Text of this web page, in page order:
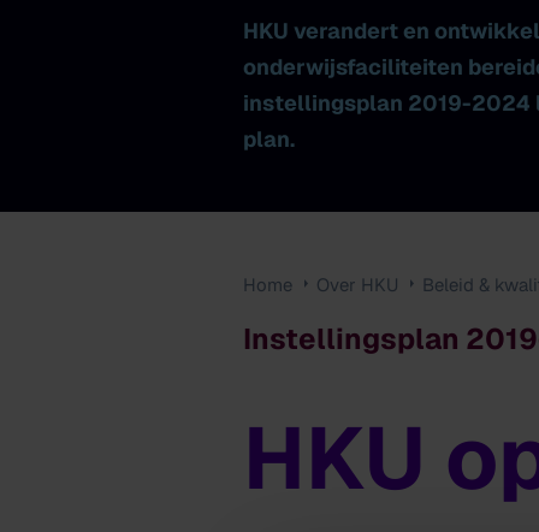
HKU verandert en
onderwijsfaciliteiten
instellingsplan 2019-2024
plan.
Home Over HKU Beleid &
Instellingsplan
Instellingsplan
2019-2024
HKU